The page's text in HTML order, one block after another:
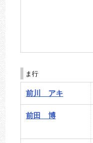
前川 アキ
前田 博
ま行